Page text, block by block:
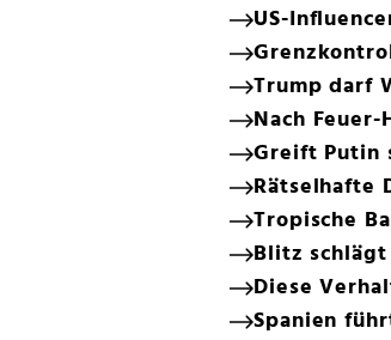
US-
Trump darf
Nach
Greift Putin
Rätselhafte
Tropische
Blitz
Diese
Spanien